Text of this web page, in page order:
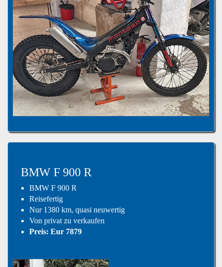
BMW F 900 R
BMW F 900 R
Reisefertig
Nur 1380 km, quasi neuwertig
Von privat zu verkaufen
Preis: Eur 7879